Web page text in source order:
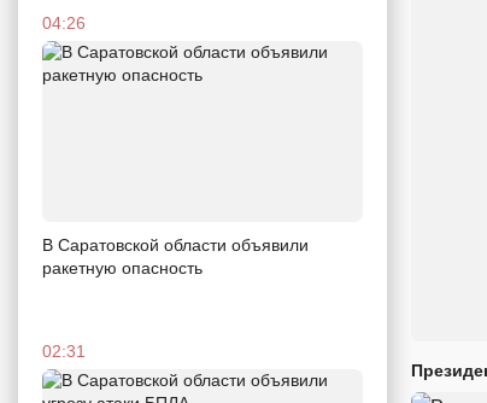
04:26
В Саратовской области объявили
ракетную опасность
02:31